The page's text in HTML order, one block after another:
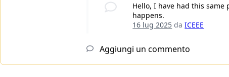
Hello, I have had this
happens.
16 lug 2025 daICEEE
Aggiungi un commento